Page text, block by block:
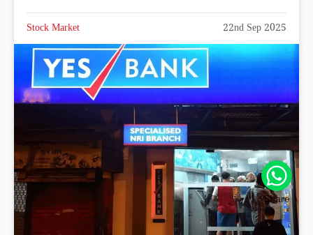
Stock Market 22nd Sep 2025
Share